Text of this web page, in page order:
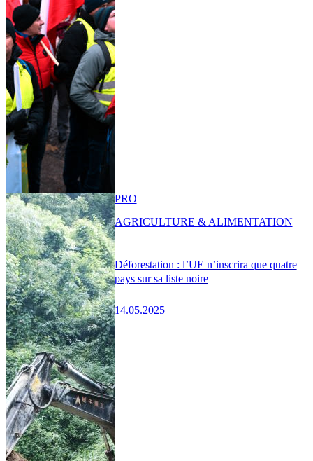
Déforestation : l’UE n’inscrira que quatre
pays sur sa liste noire
14.05.2025
PRO
AGRICULTURE & ALIMENTATION